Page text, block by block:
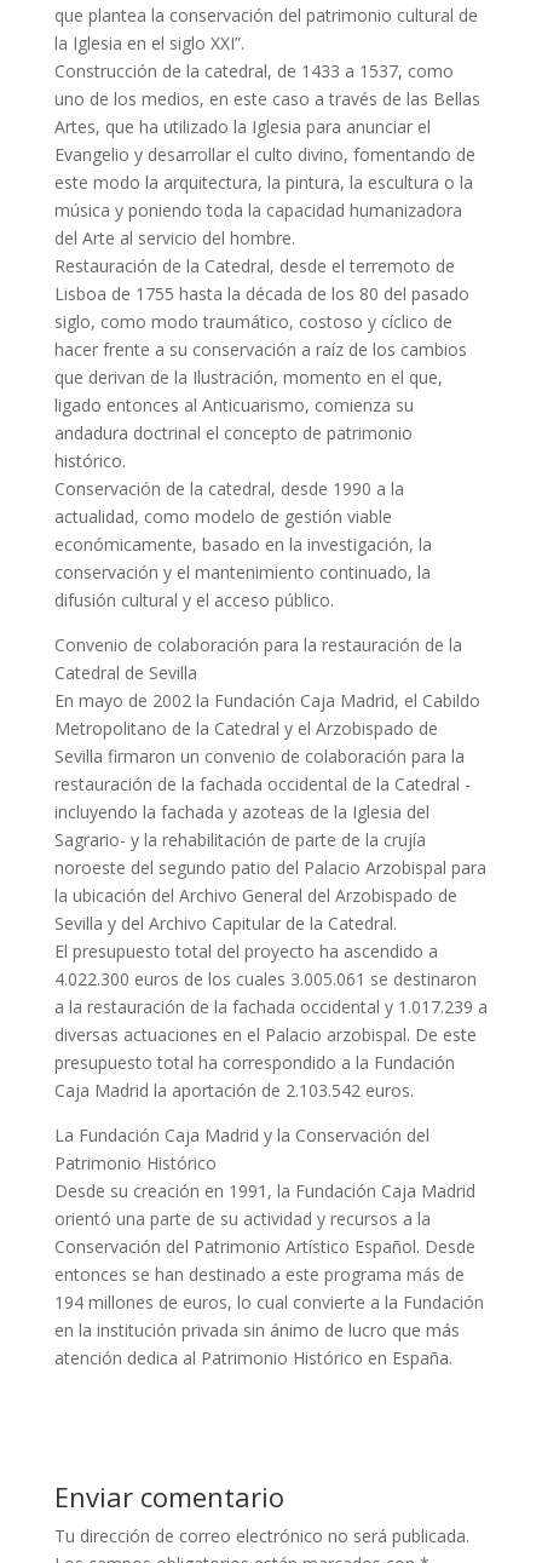
que plantea la conservación del patrimonio cultural de
la Iglesia en el siglo XXI”.
Construcción de la catedral, de 1433 a 1537, como
uno de los medios, en este caso a través de las Bellas
Artes, que ha utilizado la Iglesia para anunciar el
Evangelio y desarrollar el culto divino, fomentando de
este modo la arquitectura, la pintura, la escultura o la
música y poniendo toda la capacidad humanizadora
del Arte al servicio del hombre.
Restauración de la Catedral, desde el terremoto de
Lisboa de 1755 hasta la década de los 80 del pasado
siglo, como modo traumático, costoso y cíclico de
hacer frente a su conservación a raíz de los cambios
que derivan de la Ilustración, momento en el que,
ligado entonces al Anticuarismo, comienza su
andadura doctrinal el concepto de patrimonio
histórico.
Conservación de la catedral, desde 1990 a la
actualidad, como modelo de gestión viable
económicamente, basado en la investigación, la
conservación y el mantenimiento continuado, la
difusión cultural y el acceso público.
Convenio de colaboración para la restauración de la
Catedral de Sevilla
En mayo de 2002 la Fundación Caja Madrid, el Cabildo
Metropolitano de la Catedral y el Arzobispado de
Sevilla firmaron un convenio de colaboración para la
restauración de la fachada occidental de la Catedral -
incluyendo la fachada y azoteas de la Iglesia del
Sagrario- y la rehabilitación de parte de la crujía
noroeste del segundo patio del Palacio Arzobispal para
la ubicación del Archivo General del Arzobispado de
Sevilla y del Archivo Capitular de la Catedral.
El presupuesto total del proyecto ha ascendido a
4.022.300 euros de los cuales 3.005.061 se destinaron
a la restauración de la fachada occidental y 1.017.239 a
diversas actuaciones en el Palacio arzobispal. De este
presupuesto total ha correspondido a la Fundación
Caja Madrid la aportación de 2.103.542 euros.
La Fundación Caja Madrid y la Conservación del
Patrimonio Histórico
Desde su creación en 1991, la Fundación Caja Madrid
orientó una parte de su actividad y recursos a la
Conservación del Patrimonio Artístico Español. Desde
entonces se han destinado a este programa más de
194 millones de euros, lo cual convierte a la Fundación
en la institución privada sin ánimo de lucro que más
atención dedica al Patrimonio Histórico en España.
Enviar comentario
Tu dirección de correo electrónico no será publicada.